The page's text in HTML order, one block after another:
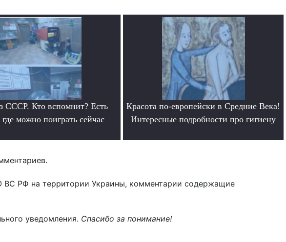
СССР. Кто вспомнит? Есть
где можно поиграть сейчас
Красота по-европейски в Средние Века!
Интересные подробности про гигиену
ВС РФ на территории Украины, комментарии содержащие
уведомления. Спасибо за понимание!